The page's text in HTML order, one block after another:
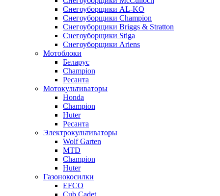
Снегоуборщики AL-KO
Снегоуборщики Champion
Снегоуборщики Briggs & Stratton
Снегоуборщики Stiga
Снегоуборщики Ariens
Мотоблоки
Беларус
Champion
Ресанта
Мотокультиваторы
Honda
Champion
Huter
Ресанта
Электрокультиваторы
Wolf Garten
MTD
Champion
Huter
Газонокосилки
EFCO
Cub Cadet